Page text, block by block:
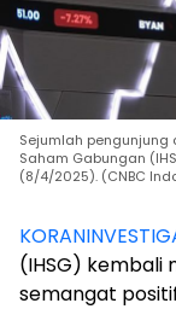
Sejumlah
Saham Gabungan
(8/4/2025). (CNBC
(IHSG) kembali
semangat